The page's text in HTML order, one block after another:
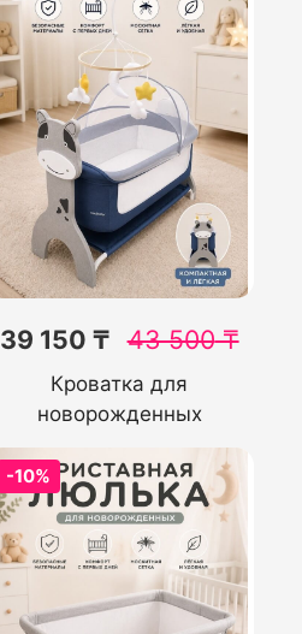
39 150 ₸ 43 500₸
Кроватка для
новорожденных
-10%